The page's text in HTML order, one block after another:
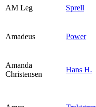
AM Leg Sprell
Amadeus Power
Amanda
Christensen
Hans H.